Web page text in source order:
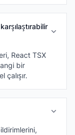
React TSX
bir